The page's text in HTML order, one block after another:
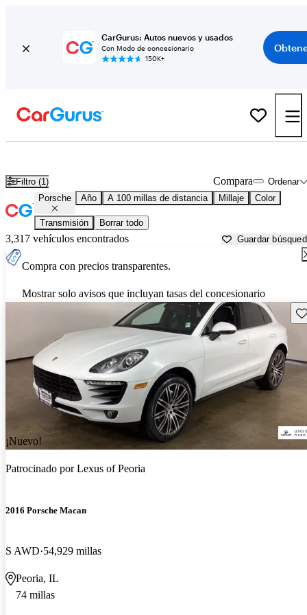
CarGurus: Autos nuevos y usados
Con Modo de concesionario
150K+
Filtro (1) Ordenar
Compara
Porsche Año A 100 millas de distancia Millaje Color
Transmisión Borrar todo
3,317 vehículos encontrados Guardar
Compra con precios transparentes.
Mostrar solo avisos que incluyan tasas del concesionario
¡Nuevo!
Patrocinado porLexus of Peoria
2016 Porsche Macan
S AWD 54,929 millas
Peoria, IL
74 millas